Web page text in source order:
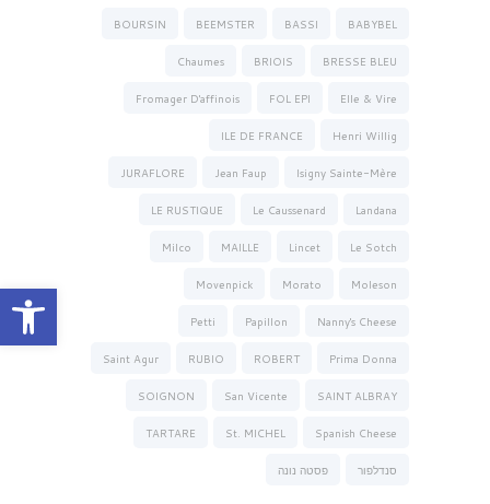
פתח סרגל נגישות
BABYBEL
BASSI
BEEMSTER
BOURSIN
BRESSE BLEU
BRIOIS
Chaumes
Elle & Vire
FOL EPI
Fromager D'affinois
Henri Willig
ILE DE FRANCE
Isigny Sainte-Mère
Jean Faup
JURAFLORE
Landana
Le Caussenard
LE RUSTIQUE
Le Sotch
Lincet
MAILLE
Milco
Moleson
Morato
Movenpick
Nanny's Cheese
Papillon
Petti
Prima Donna
ROBERT
RUBIO
Saint Agur
SAINT ALBRAY
San Vicente
SOIGNON
Spanish Cheese
St. MICHEL
TARTARE
סנדלפור פסטה נונה